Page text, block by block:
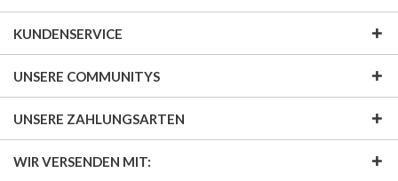
KUNDENSERVICE
UNSERE COMMUNITYS
UNSERE ZAHLUNGSARTEN
WIR VERSENDEN MIT: